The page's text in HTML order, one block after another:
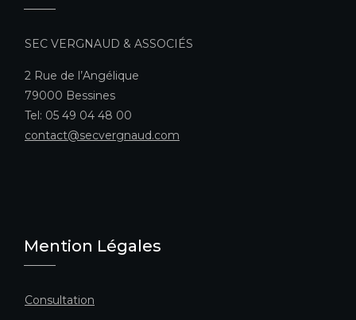
SEC VERGNAUD & ASSOCIÉS
2 Rue de l’Angélique
79000 Bessines
Tel: 05 49 04 48 00
contact@secvergnaud.com
Mention Légales
Consultation